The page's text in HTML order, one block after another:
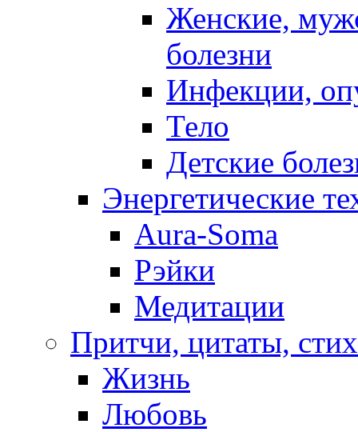
Женские,
болезни
Инфекции,
Тело
Детские
Энергетические
Aura-Soma
Рэйки
Медитации
Притчи, цитаты,
Жизнь
Любовь